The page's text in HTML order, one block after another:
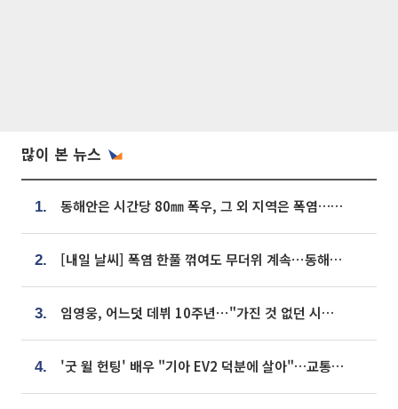
많이 본 뉴스
1. 동해안은 시간당 80㎜ 폭우, 그 외 지역은 폭염…‘극과 극 날씨’
2. [내일 날씨] 폭염 한풀 꺾여도 무더위 계속⋯동해안 이틀 연속 비
3. 임영웅, 어느덧 데뷔 10주년⋯"가진 것 없던 시절, 내 앞엔 20명의 팬뿐"
4. '굿 윌 헌팅' 배우 "기아 EV2 덕분에 살아"…교통사고 후 안전성 극찬